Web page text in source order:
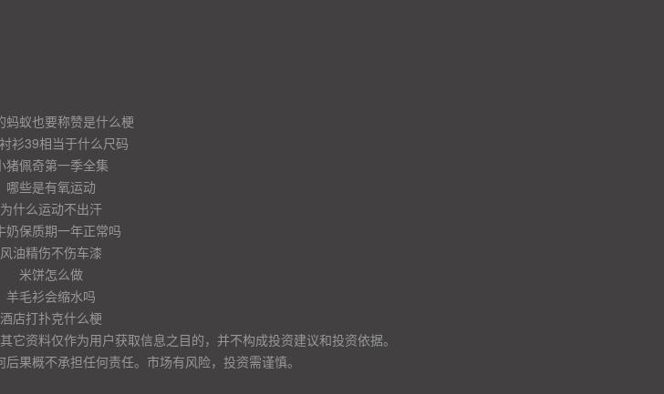
蚂蚁也要称赞是什么梗
衫39相当于什么尺码
猪佩奇第一季全集
哪些是有氧运动
为什么运动不出汗
奶保质期一年正常吗
风油精伤不伤车漆
米饼怎么做
羊毛衫会缩水吗
酒店打扑克什么梗
资料仅作为用户获取信息之目的，并不构成投资建议和投资依据。
果概不承担任何责任。市场有风险，投资需谨慎。